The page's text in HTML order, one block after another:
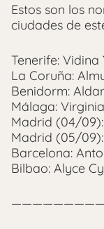
Estos son los
ciudades de
Tenerife: Vidina
La Coruña:
Benidorm:
Málaga:
Madrid (04/
Madrid (05/
Barcelona:
Bilbao: Alyce